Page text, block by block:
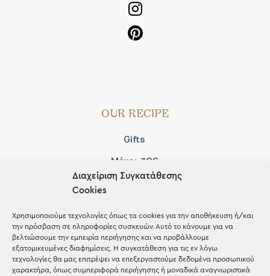
Διαχείριση Συγκατάθεσης
Cookies
Χρησιμοποιούμε τεχνολογίες όπως τα cookies για την αποθήκευση ή/και
την πρόσβαση σε πληροφορίες συσκευών. Αυτό το κάνουμε για να
βελτιώσουμε την εμπειρία περιήγησης και να προβάλλουμε
εξατομικευμένες διαφημίσεις. Η συγκατάθεση για τις εν λόγω
τεχνολογίες θα μας επιτρέψει να επεξεργαστούμε δεδομένα προσωπικού
χαρακτήρα, όπως συμπεριφορά περιήγησης ή μοναδικά αναγνωριστικά
OUR RECIPE
Gifts
Μέχρι 30€
Blog